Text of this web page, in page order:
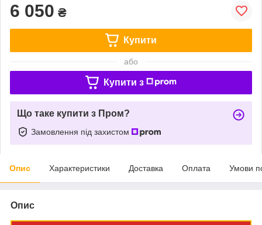
6 050 ₴
Купити
або
Купити з
Що таке купити з Пром?
Замовлення під захистом
Опис Характеристики Доставка Оплата Умови
Опис